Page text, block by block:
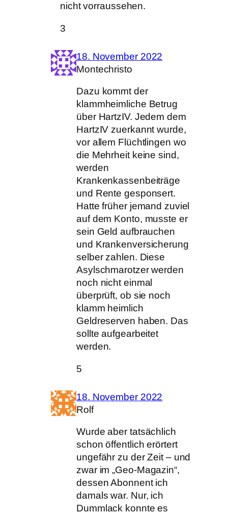
nicht vorraussehen.
3
18. November 2022
Montechristo
Dazu kommt der
klammheimliche Betrug
über HartzIV. Jedem dem
HartzIV zuerkannt wurde,
vor allem Flüchtlingen wo
die Mehrheit keine sind,
werden
Krankenkassenbeiträge
und Rente gesponsert.
Hatte früher jemand zuviel
auf dem Konto, musste er
sein Geld aufbrauchen
und Krankenversicherung
selber zahlen. Diese
Asylschmarotzer werden
noch nicht einmal
überprüft, ob sie noch
klamm heimlich
Geldreserven haben. Das
sollte aufgearbeitet
werden.
5
18. November 2022
Rolf
Wurde aber tatsächlich
schon öffentlich erörtert
ungefähr zu der Zeit – und
zwar im „Geo-Magazin“,
dessen Abonnent ich
damals war. Nur, ich
Dummlack konnte es